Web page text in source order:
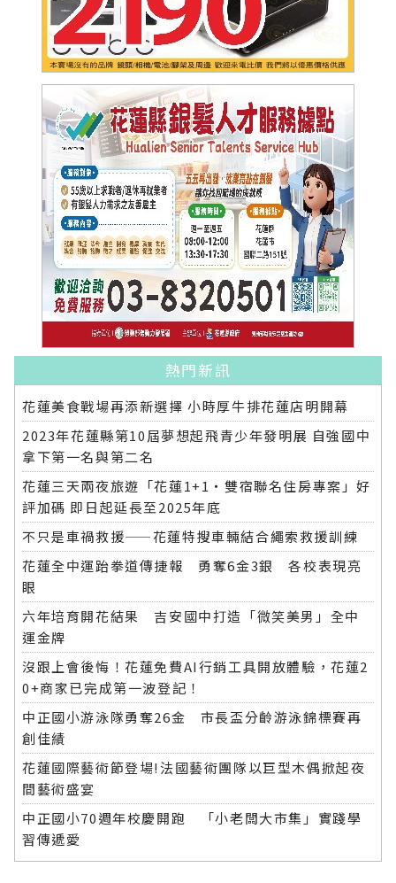
熱門新訊
花蓮美食戰場再添新選擇 小時厚牛排花蓮店明開幕
2023年花蓮縣第10屆夢想起飛青少年發明展 自強國中
拿下第一名與第二名
花蓮三天兩夜旅遊「花蓮1+1‧雙宿聯名住房專案」好
評加碼 即日起延長至2025年底
不只是車禍救援——花蓮特搜車輛結合繩索救援訓練
花蓮全中運跆拳道傳捷報 勇奪6金3銀 各校表現亮
眼
六年培育開花結果 吉安國中打造「微笑美男」全中
運金牌
沒跟上會後悔！花蓮免費AI行銷工具開放體驗，花蓮2
0+商家已完成第一波登記！
中正國小游泳隊勇奪26金 市長盃分齡游泳錦標賽再
創佳績
花蓮國際藝術節登場!法國藝術團隊以巨型木偶掀起夜
間藝術盛宴
中正國小70週年校慶開跑 「小老闆大市集」實踐學
習傳遞愛